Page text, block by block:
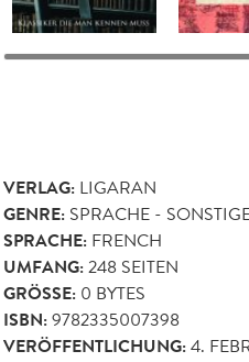
VERLAG: LIGARAN
GENRE: SPRACHE -
SPRACHE: FRENCH
UMFANG:248 SEITEN
GRÖSSE: 0 BYTES
ISBN:9782335007398
VERÖFFENTLICHUNG:4.